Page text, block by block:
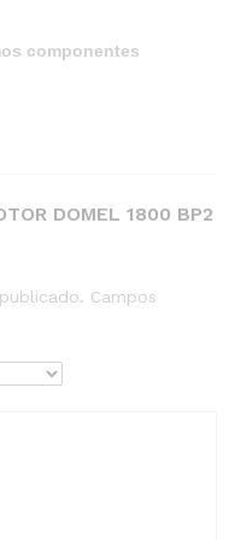
componentes
DOMEL 1800 BP2
Campos